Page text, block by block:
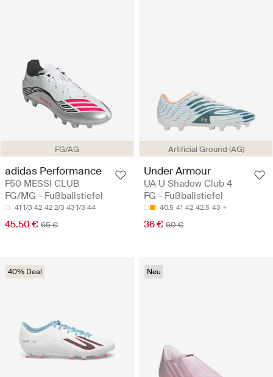
FG/AG
adidas Performance
F50 MESSI CLUB
FG/MG - Fußballstiefel
41 1/3 42 42 2/3 43 1/3 44
45.50 € 65 €
Artificial Ground (AG)
Under Armour
UA U Shadow Club 4
FG - Fußballstiefel
40.5 41 42 42.5 43
36 € 60 €
40% Deal Neu